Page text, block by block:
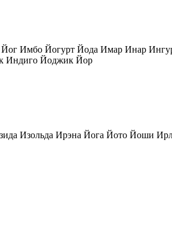
Имбо Йогурт Йода Имар Инар
Индиго Йоджик Йор
Изольда Ирэна Йога Йото Йоши